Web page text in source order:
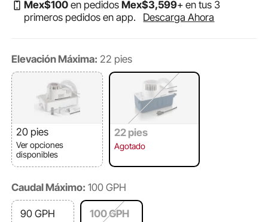
Mex$100 en pedidosMex$3,599+ en tus 3
primeros pedidos en app.
Descarga Ahora
Elevación Máxima: 22 pies
20 pies
Ver opciones
disponibles
22 pies
Agotado
Caudal Máximo: 100 GPH
90 GPH 100 GPH